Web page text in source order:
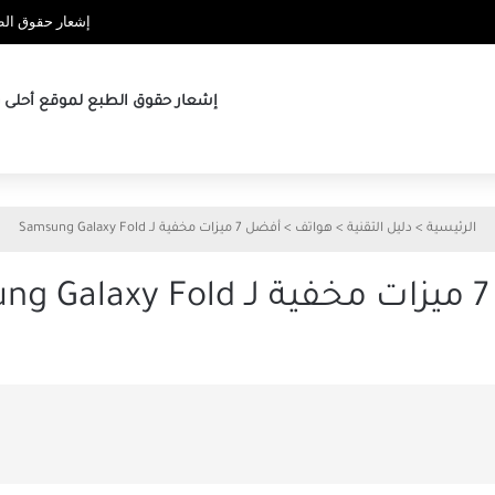
إشعار حقوق
إشعار حقوق الطبع لموقع أحلى
الرئيسية > دليل التقنية > هواتف > أفضل 7 ميزات مخفية لـ Samsung Galaxy Fold